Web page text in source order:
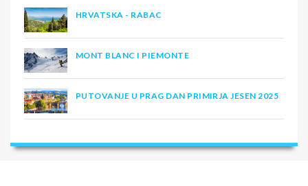
HRVATSKA - RABAC
MONT BLANC I PIEMONTE
PUTOVANJE U PRAG DAN PRIMIRJA JESEN 2025